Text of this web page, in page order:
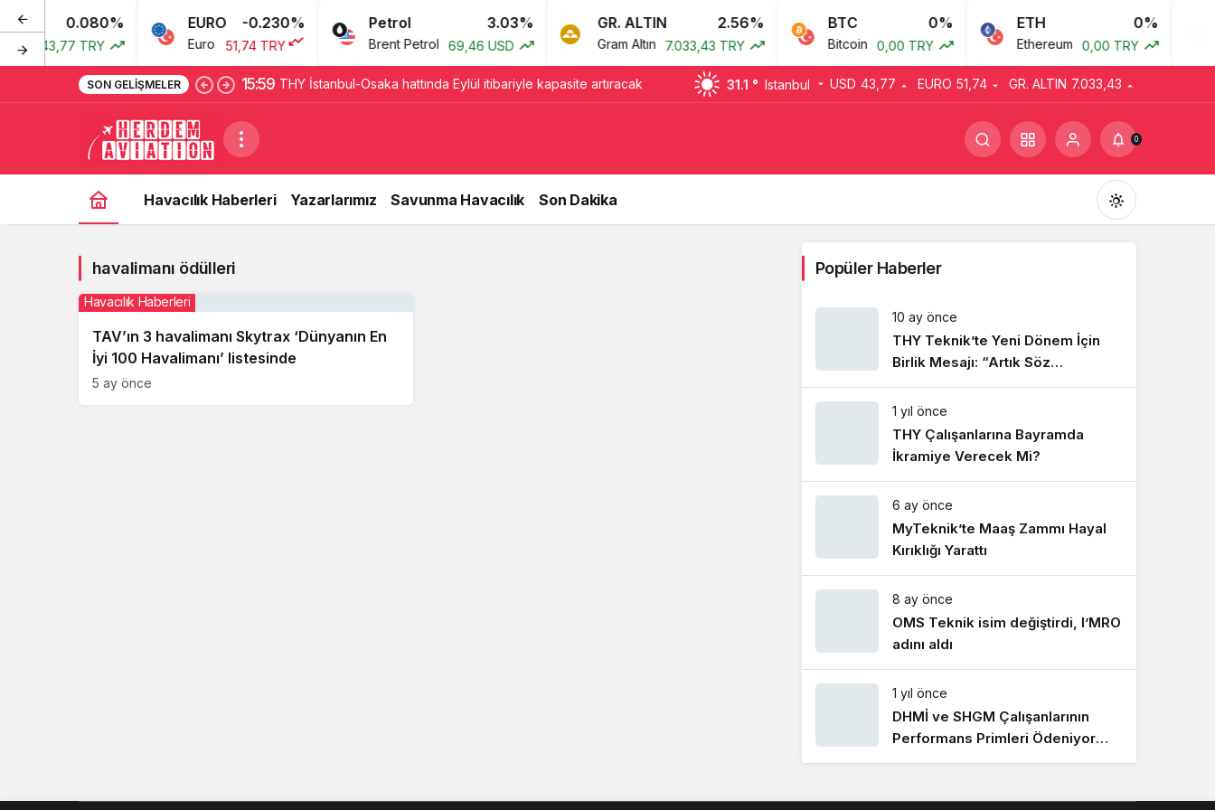
0.080%
43,77 TRY
EURO -0.230%
Euro 51,74 TRY
Petrol 3.03%
Brent Petrol 69,46 USD
GR. ALTIN 2.56%
Gram Altın 7.033,43 TRY
BTC 0%
Bitcoin 0,00 TRY
ETH 0%
Ethereum 0,00 TRY
SON GELIŞMELER 15:59 THY İstanbul-Osaka hattında Eylül itibariyle kapasite artıracak 31.1 ° Istanbul USD 43,77 EURO 51,74 GR. ALTIN 7.033,43
0
Havacılık Haberleri Yazarlarımız Savunma Havacılık Son Dakika
Gündüz Modu
Gündüz modunu seçin.
Gece Modu
Gece modunu seçin.
Sistem modunu seçin.
havalimanı ödülleri
TAV’ın 3 havalimanı Skytrax ‘Dünyanın En
İyi 100 Havalimanı’ listesinde
Havacılık Haberleri
5 ay önce
Popüler Haberler
10 ay önce
THY Teknik’te Yeni Dönem İçin
Birlik Mesajı: “Artık Söz
Emekçinin”
1 yıl önce
THY Çalışanlarına Bayramda
İkramiye Verecek Mi?
6 ay önce
MyTeknik’te Maaş Zammı Hayal
Kırıklığı Yarattı
8 ay önce
OMS Teknik isim değiştirdi, I’MRO
adını aldı
1 yıl önce
DHMİ ve SHGM Çalışanlarının
Performans Primleri Ödeniyor
Mu?